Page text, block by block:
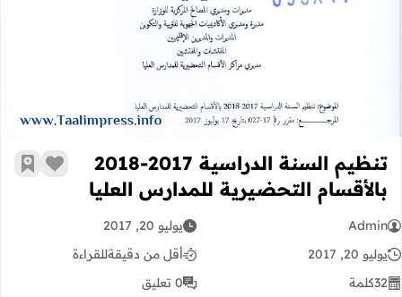
تنظيم السنة الدراسية 2017-2018 بالأقسام التحضيرية للمدارس العليا
تنظيم السنة الدراسية 2017-2018
بالأقسام التحضيرية للمدارس العليا
زر أضف
Admin
يوليو 20, 2017
يوليو 20, 2017
أقل من دقيقةللقراءة
32كلمة 0 تعليق